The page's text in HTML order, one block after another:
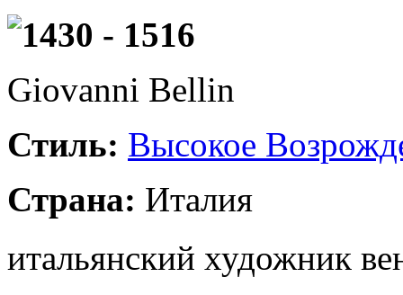
1430 - 1516
Giovanni Bellin
Стиль: Высокое
Страна: Италия
итальянский художник